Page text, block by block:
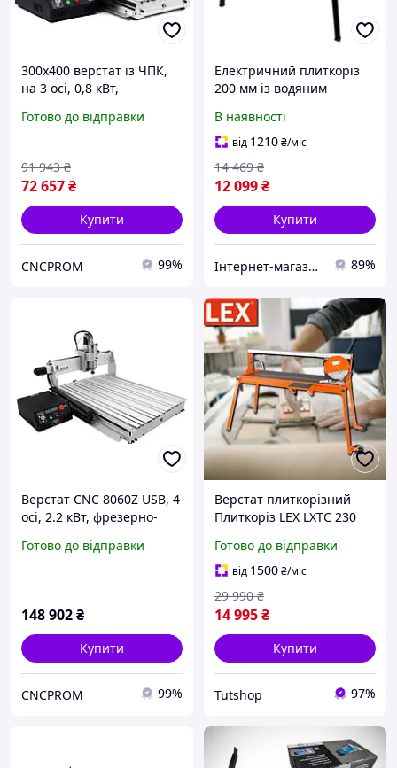
300х400 верстат із ЧПК,
на 3 осі, 0,8 кВт,
гравірувальний з
LPT , КГП + VFD
Готово до відправки
72 657₴
91 943 ₴
Купити
CNCPROM 99%
Електричний плиткоріз
200 мм із водяним
TSW200G-620
професійний верстат
В наявності
від 1210₴/міс
12 099₴
14 469 ₴
Купити
Інтернет-магазин OK Shop 89%
Верстат CNC 8060Z USB, 4
осі, 2.2 кВт, фрезерно-
водяним охолодженням
Готово до відправки
148 902₴
Купити
CNCPROM 99%
Верстат плиткорізний
Плиткоріз LEX LXTC 230
водяним охолодженням
Готово до відправки
від 1500₴/міс
14 995₴
29 990 ₴
Купити
Tutshop 97%